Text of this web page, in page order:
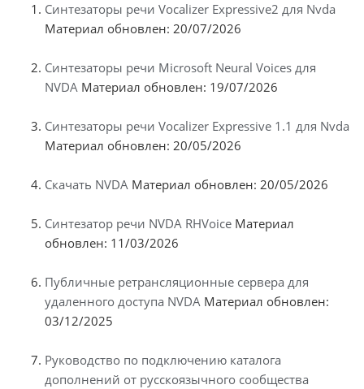
Синтезаторы речи Vocalizer Expressive2 для Nvda
Материал обновлен: 20/07/2026
Синтезаторы речи Microsoft Neural Voices для
NVDA Материал обновлен: 19/07/2026
Синтезаторы речи Vocalizer Expressive 1.1 для Nvda
Материал обновлен: 20/05/2026
Скачать NVDA Материал обновлен: 20/05/2026
Синтезатор речи NVDA RHVoice Материал
обновлен: 11/03/2026
Публичные ретрансляционные сервера для
удаленного доступа NVDA Материал обновлен:
03/12/2025
Руководство по подключению каталога
дополнений от русскоязычного сообщества